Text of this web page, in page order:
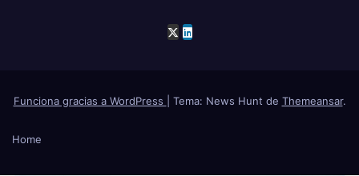
Funciona gracias a WordPress Tema: News Hunt de Themeansar.
Home